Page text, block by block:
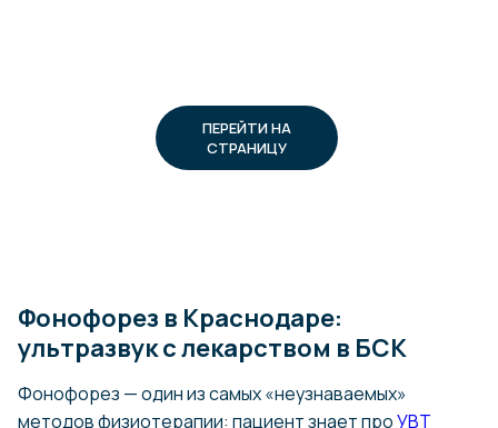
ПЕРЕЙТИ НА
СТРАНИЦУ
Фонофорез в Краснодаре:
ультразвук с лекарством в БСК
Фонофорез — один из самых «неузнаваемых»
методов физиотерапии: пациент знает проУВТ